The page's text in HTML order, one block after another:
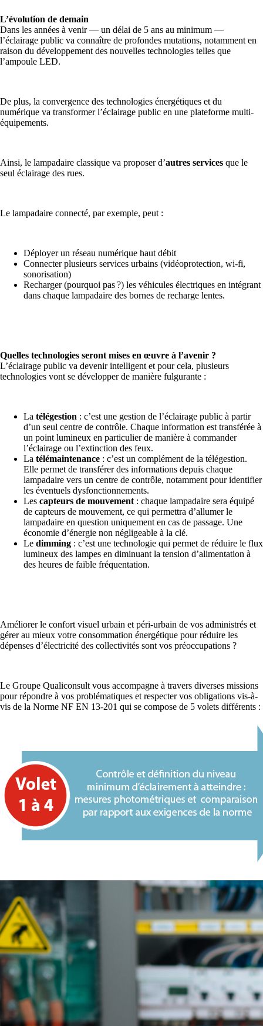
L’évolution de demain
Dans les années à venir — un délai de 5 ans au minimum —
l’éclairage public va connaître de profondes mutations, notamment en
raison du développement des nouvelles technologies telles que
l’ampoule LED.
De plus, la convergence des technologies énergétiques et du
numérique va transformer l’éclairage public en une plateforme multi-
équipements.
Ainsi, le lampadaire classique va proposer d’autres services que le
seul éclairage des rues.
Le lampadaire connecté, par exemple, peut :
Déployer un réseau numérique haut débit
Connecter plusieurs services urbains (vidéoprotection, wi-fi,
sonorisation)
Recharger (pourquoi pas ?) les véhicules électriques en intégrant
dans chaque lampadaire des bornes de recharge lentes.
Quelles technologies seront mises en œuvre à l’avenir ?
L’éclairage public va devenir intelligent et pour cela, plusieurs
technologies vont se développer de manière fulgurante :
La télégestion : c’est une gestion de l’éclairage public à partir
d’un seul centre de contrôle. Chaque information est transférée à
un point lumineux en particulier de manière à commander
l’éclairage ou l’extinction des feux.
La télémaintenance : c’est un complément de la télégestion.
Elle permet de transférer des informations depuis chaque
lampadaire vers un centre de contrôle, notamment pour identifier
les éventuels dysfonctionnements.
Les capteurs de mouvement : chaque lampadaire sera équipé
de capteurs de mouvement, ce qui permettra d’allumer le
lampadaire en question uniquement en cas de passage. Une
économie d’énergie non négligeable à la clé.
Le dimming : c’est une technologie qui permet de réduire le flux
lumineux des lampes en diminuant la tension d’alimentation à
des heures de faible fréquentation.
Améliorer le confort visuel urbain et péri-urbain de vos administrés et
gérer au mieux votre consommation énergétique pour réduire les
dépenses d’électricité des collectivités sont vos préoccupations ?
Le Groupe Qualiconsult vous accompagne à travers diverses missions
pour répondre à vos problématiques et respecter vos obligations vis-à-
vis de la Norme NF EN 13-201 qui se compose de 5 volets différents :